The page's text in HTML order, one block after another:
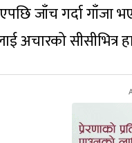
जाँच गर्दा गाँजा
अचारको सीसीभित्र